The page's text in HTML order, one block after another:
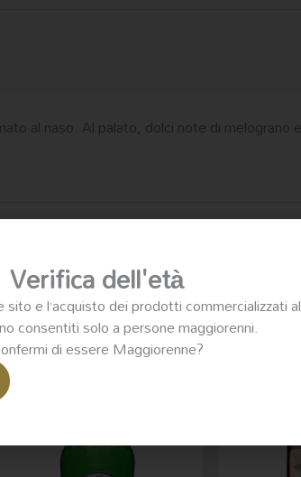
al naso. Al palato, dolci note di
Verifica dell'età
sito e l’acquisto dei prodotti commercializzati
consentiti solo a persone maggiorenni.
di essere Maggiorenne?